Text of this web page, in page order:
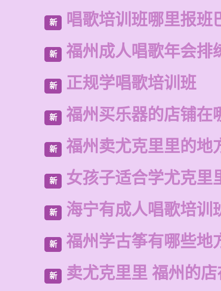
新 唱歌培训班哪里报班
新 福州成人唱歌年会排
新 正规学唱歌培训班
新 福州买乐器的店铺在
新 福州卖尤克里里的地
新 女孩子适合学尤克里
新 海宁有成人唱歌培训
新 福州学古筝有哪些地
新 卖尤克里里 福州的